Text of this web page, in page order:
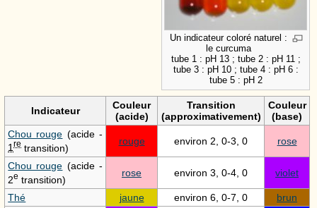
Un indicateur coloré naturel :
le curcuma
tube 1 : pH 13 ; tube 2 : pH 11 ;
tube 3 : pH 10 ; tube 4 : pH 6 :
tube 5 : pH 2
Indicateur
Couleur
(acide)
Transition
(approximativement)
Couleur
(base)
Chou rouge (acide -
1re transition)
rouge environ 2, 0-3, 0 rose
Chou rouge (acide -
2e transition)
rose environ 3, 0-4, 0 violet
Thé jaune environ 6, 0-7, 0
brun